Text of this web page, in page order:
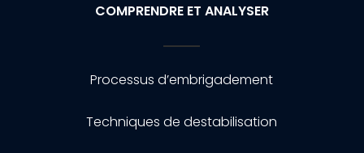
COMPRENDRE ET ANALYSER
Processus d’embrigadement
Techniques de destabilisation